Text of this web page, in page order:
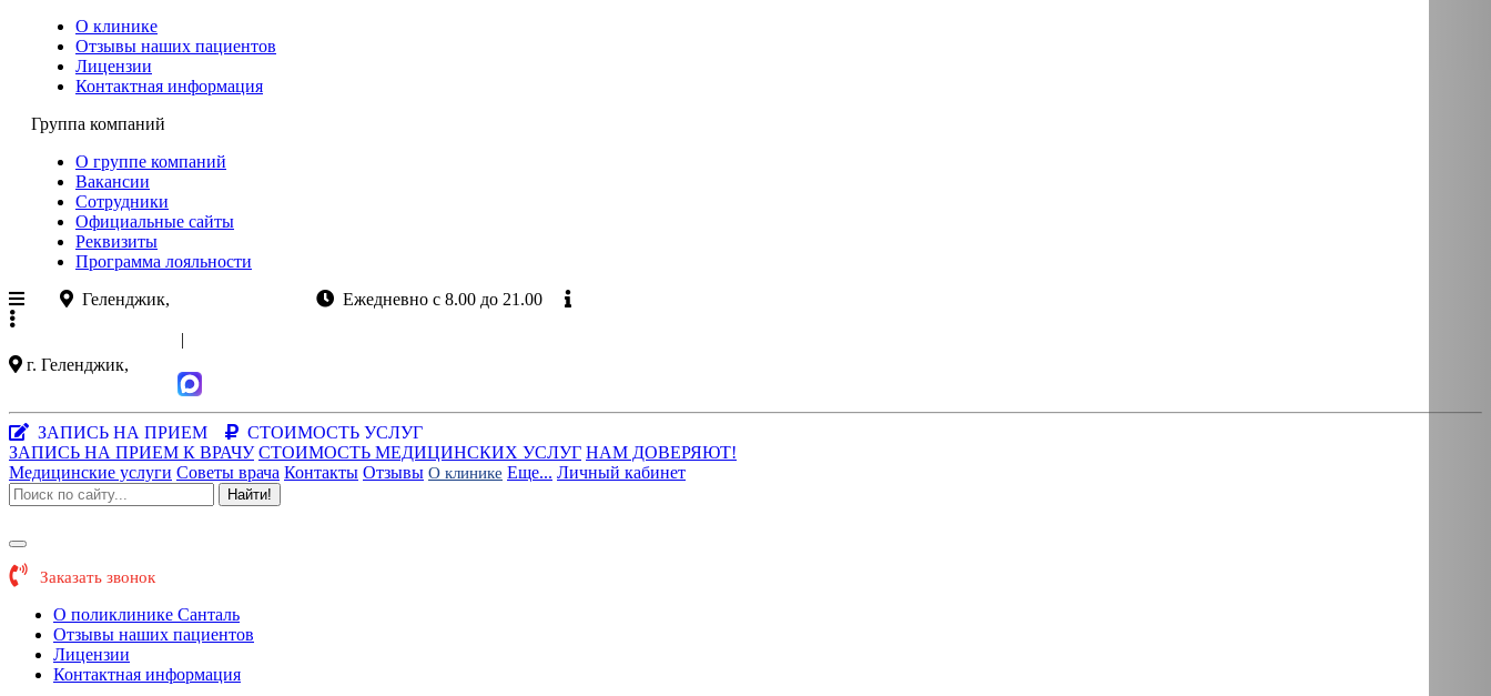
О клинике
Отзывы наших пациентов
Лицензии
Контактная информация
Группа компаний
О группе компаний
Вакансии
Сотрудники
Официальные сайты
Реквизиты
Программа лояльности
Геленджик,
Ежедневно с 8.00 до 21.00
|
г. Геленджик,
ЗАПИСЬ НА ПРИЕМ
СТОИМОСТЬ УСЛУГ
ЗАПИСЬ НА ПРИЕМ К ВРАЧУ СТОИМОСТЬ МЕДИЦИНСКИХ УСЛУГ НАМ ДОВЕРЯЮТ!
Медицинские услуги Советы врача Контакты Отзывы О клинике Еще... Личный кабинет
Найти!
Заказать звонок
О поликлинике Санталь
Отзывы наших пациентов
Лицензии
Контактная информация